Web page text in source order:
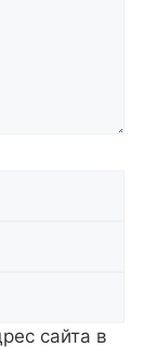
сайта в